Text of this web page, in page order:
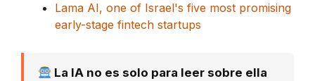
Lama AI, one of Israel's five most promising
early-stage fintech startups
La IA no es solo para leer sobre ella